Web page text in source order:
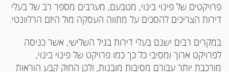
פרויקטים של פינוי בינוי, מטבעם, מערבים מספר רב של בעלי
דירות הצריכים להסכים על מתווה העסקה מול היזם הרלוונטי.
במקרים רבים ישנם בעלי דירות בגיל השלישי, אשר כניסה
לפרויקט ארוך ומסיבי כל כך כמו פרויקט של פינוי בינוי,
מורכבת יותר עבורם מסיבות מובנות, ולכן החוק קבע הוראות